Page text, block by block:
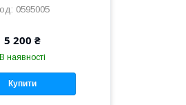
0595005
5 200 ₴
В наявності
Купити